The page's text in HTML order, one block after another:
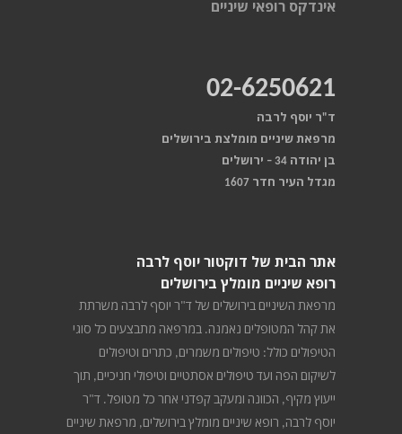
אינדקס רופאי שיניים
02-6250621
ד"ר יוסף לרבה
מרפאת שיניים מומלצת בירושלים
בן יהודה 34 – ירושלים
מגדל העיר חדר 1607
אתר הבית של דוקטור יוסף לרבה
רופא שיניים מומלץ בירושלים
מרפאת השיניים בירושלים של ד"ר יוסף לרבה משרתת
את קהל המטופלים נאמנה. במרפאה מתבצעים כל סוגי
הטיפולים כולל: טיפולים משמרים, כתרים וטיפולים
לשיקום הפה ועד טיפולים אסתטיים וטיפולי חניכיים, תוך
ייעוץ מקיף, הכוונה ומעקב קפדני אחר כל מטופל. ד"ר
יוסף לרבה, רופא שיניים מומלץ בירושלים, מרפאת שיניים